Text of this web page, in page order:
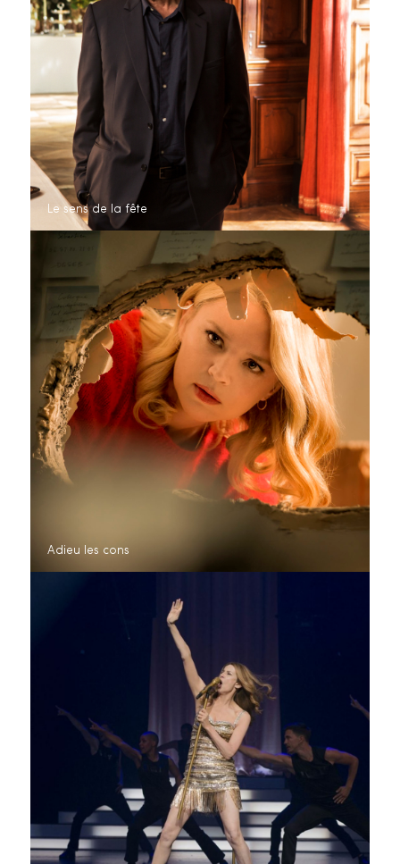
Le sens de la fête
Adieu les cons